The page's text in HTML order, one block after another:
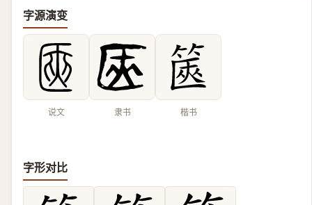
字源演变
说文 隶书 楷书
字形对比